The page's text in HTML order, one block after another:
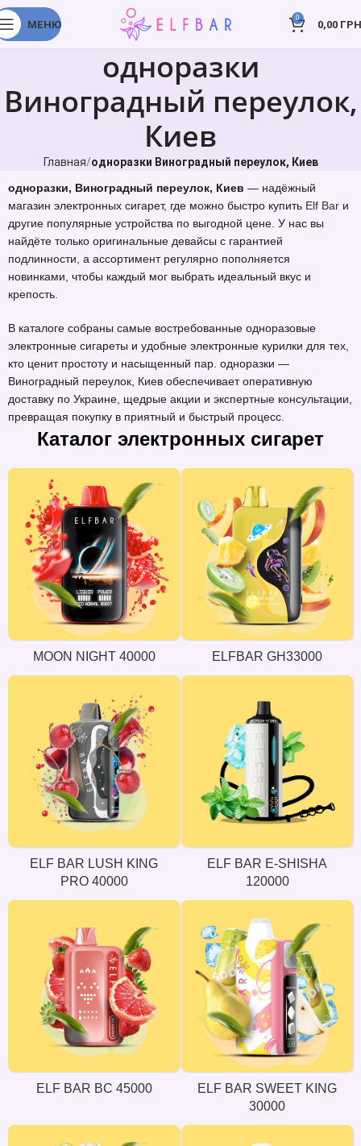
МЕНЮ
0
0,00
одноразки
Виноградный переулок,
Киев
Главная одноразки Виноградный переулок, Киев
одноразки, Виноградный переулок, Киев — надёжный
магазин электронных сигарет, где можно быстро купить Elf Bar и
другие популярные устройства по выгодной цене. У нас вы
найдёте только оригинальные девайсы с гарантией
подлинности, а ассортимент регулярно пополняется
новинками, чтобы каждый мог выбрать идеальный вкус и
крепость.
В каталоге собраны самые востребованные одноразовые
электронные сигареты и удобные электронные курилки для тех,
кто ценит простоту и насыщенный пар. одноразки —
Виноградный переулок, Киев обеспечивает оперативную
доставку по Украине, щедрые акции и экспертные консультации,
превращая покупку в приятный и быстрый процесс.
Каталог электронных сигарет
MOON NIGHT 40000 ELFBAR GH33000
ELF BAR LUSH KING
PRO 40000
ELF BAR E-SHISHA
120000
ELF BAR BC 45000
ELF BAR SWEET KING
30000